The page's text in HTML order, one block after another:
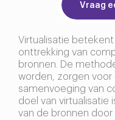
Vraag
Virtualisatie
onttrekking van
bronnen. De
worden, zorgen
samenvoeging van
doel van virtualisatie
van de bronnen